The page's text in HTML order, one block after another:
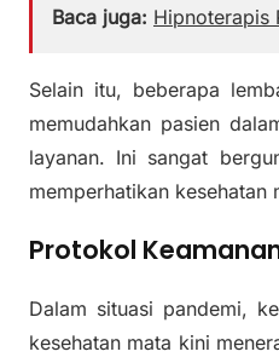
Baca juga: Hipnoterapis
Selain itu, beberapa
memudahkan pasien
layanan. Ini sangat
memperhatikan kesehatan
Protokol
Dalam situasi pandemi,
kesehatan mata kini